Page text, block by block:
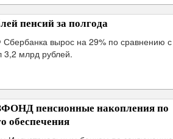
пенсий за полгода
вырос на 29% по сравнению с
3,2 млрд рублей.
пенсионные накопления по
обеспечения